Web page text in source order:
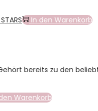
In den Warenkorb
bereits zu den
Warenkorb